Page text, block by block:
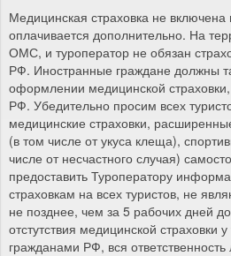
Медицинская страховка не включена
оплачивается дополнительно. На
ОМС, и туроператор не обязан
РФ. Иностранные граждане должны
оформлении медицинской
РФ. Убедительно просим всех
медицинские страховки,
(в том числе от укуса клеща),
числе от несчастного случая)
предоставить Туроператору
страховкам на всех туристов, не
не позднее, чем за 5 рабочих дней
отстутствия медицинской страховки
гражданами РФ, вся ответственность